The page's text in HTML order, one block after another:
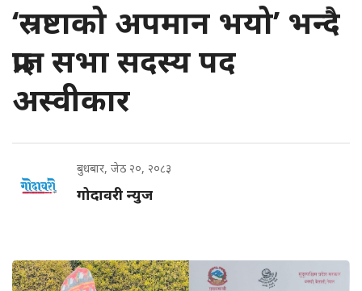
‘स्रष्टाको अपमान भयो’ भन्दै
प्राज्ञ सभा सदस्य पद
अस्वीकार
बुधबार, जेठ २०, २०८३
गोदावरी न्युज